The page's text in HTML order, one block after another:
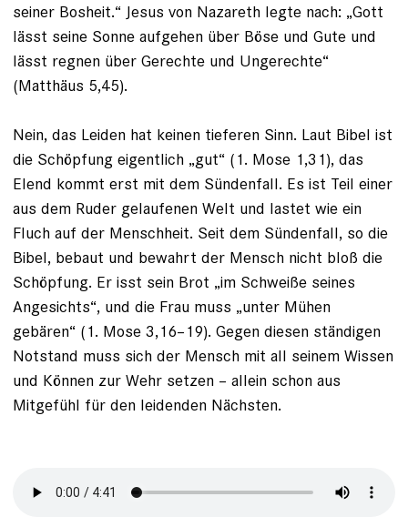
seiner Bosheit.“ Jesus von Nazareth legte nach: „Gott
lässt seine Sonne aufgehen über Böse und Gute und
lässt regnen über Gerechte und Ungerechte“
(Matthäus 5,45).
Nein, das Leiden hat keinen tieferen Sinn. Laut Bibel ist
die Schöpfung eigentlich „gut“ (1. Mose 1,31), das
Elend kommt erst mit dem Sündenfall. Es ist Teil einer
aus dem Ruder gelaufenen Welt und ­las­tet wie ein
Fluch auf der Menschheit. Seit dem Sündenfall, so die
Bibel, bebaut und bewahrt der Mensch nicht bloß die
Schöpfung. Er isst sein Brot „im Schweiße ­seines
Angesichts“, und die Frau muss ­„unter Mühen
gebären“ (1. Mose 3,16–19). Gegen diesen ständigen
Notstand muss sich der Mensch mit all seinem Wissen
und ­Können zur Wehr setzen – allein schon aus
Mitgefühl für den leidenden Nächsten.